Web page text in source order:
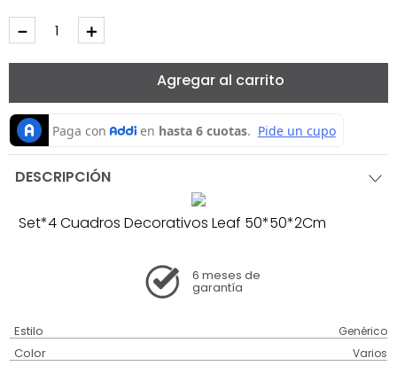
＋
－
Agregar al carrito
DESCRIPCIÓN
Set*4 Cuadros Decorativos Leaf 50*50*2Cm
6 meses de
garantía
Estilo Genérico
Color Varios